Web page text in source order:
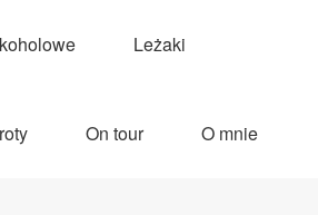
Leżaki
On tour O mnie